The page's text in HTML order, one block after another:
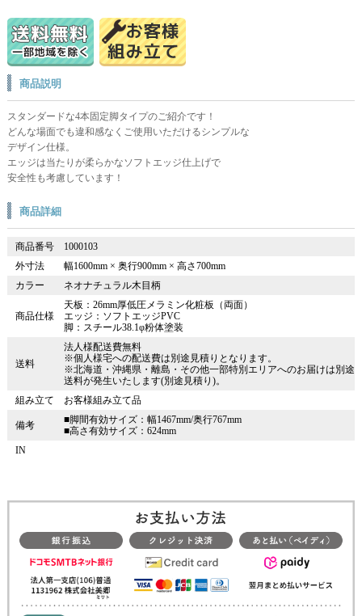
商品説明
スタンダードな4本固定脚タイプのご紹介です！
どんな場面でも違和感なくご使用いただけるシンプルな
デザイン仕様。
エッジは当たりが柔らかなソフトエッジ仕上げで
安全性も考慮しています！
商品詳細
商品番号
1000103
外寸法
幅1600mm × 奥行900mm × 高さ700mm
カラー
ネオナチュラル木目柄
商品仕様
天板：26mm厚低圧メラミン化粧板（両面）
エッジ：ソフトエッジPVC
脚：スチール38.1φ粉体塗装
送料
法人様配送費無料
※個人様宅への配送費は別途見積りとなります。
※北海道・沖縄県・離島・その他一部特別エリアへのお届けは別途
送料が発生いたします(別途見積り)。
組み立て
お客様組み立て品
備考
■脚間有効サイズ：幅1467mm/奥行767mm
■高さ有効サイズ：624mm
IN